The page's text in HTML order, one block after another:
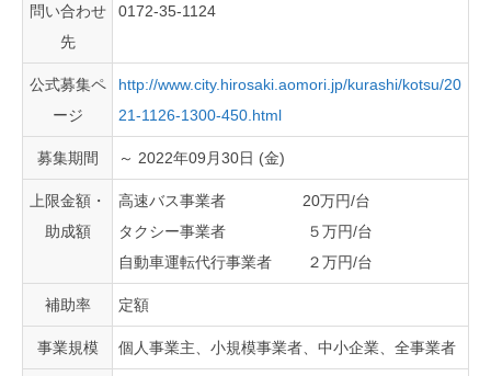
問い合わせ
先
0172-35-1124
公式募集ペ
ージ
http://www.city.hirosaki.aomori.jp/kurashi/kotsu/20
21-1126-1300-450.html
募集期間 ～ 2022年09月30日 (金)
上限金額・
助成額
高速バス事業者 20万円/台
タクシー事業者 ５万円/台
自動車運転代行事業者 ２万円/台
補助率 定額
事業規模 個人事業主、小規模事業者、中小企業、全事業者